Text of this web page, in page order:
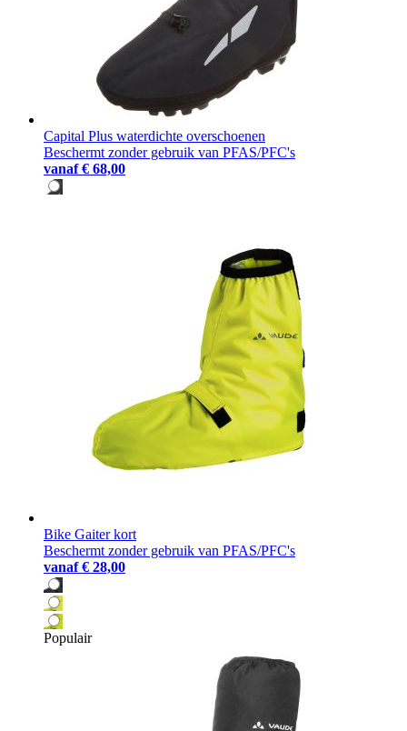
Capital Plus waterdichte overschoenen
Beschermt zonder gebruik van PFAS/PFC's
vanaf € 68,00
Bike Gaiter kort
Beschermt zonder gebruik van PFAS/PFC's
vanaf € 28,00
Populair